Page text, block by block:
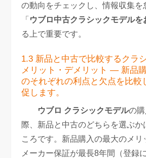
の動向をチェックし、情報収集を
「 ウブロ中古クラシックモデルを
る上で重要です。
1.3 新品と中古で比較するクラ
メリット・デメリット — 新品
のそれぞれの利点と欠点を比較
促します。
ウブロ クラシックモデルの
際、新品と中古のどちらを選ぶか
ころです。新品購入の最大のメリ
メーカー保証が最長8年間（登録